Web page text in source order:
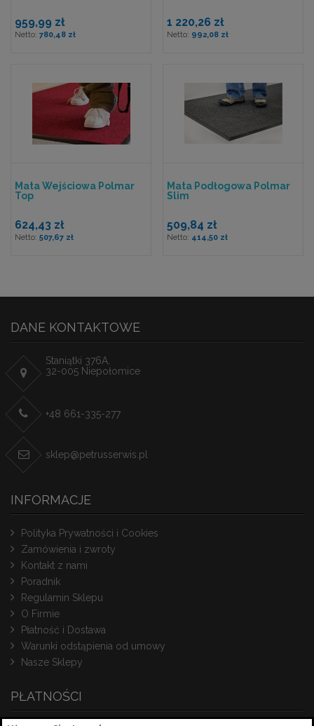
959,99 zł
780,48 zł
1 220,26 zł
992,08 zł
Mata Wejściowa Polmar
Top
624,43 zł
507,67 zł
Mata Podłogowa Polmar
Slim
509,84 zł
414,50 zł
DANE KONTAKTOWE
Staniątki 376A,
32-005 Niepołomice
+48 661-335-277
sklep@petrusserwis.pl
INFORMACJE
Polityka Prywatności i Cookies
Zamówienia i zwroty
Kontakt z nami
Poradnik
Regulamin Sklepu
O Firmie
Płatność i Dostawa
Warunki odstąpienia od umowy
Nasze Sklepy
PŁATNOŚCI